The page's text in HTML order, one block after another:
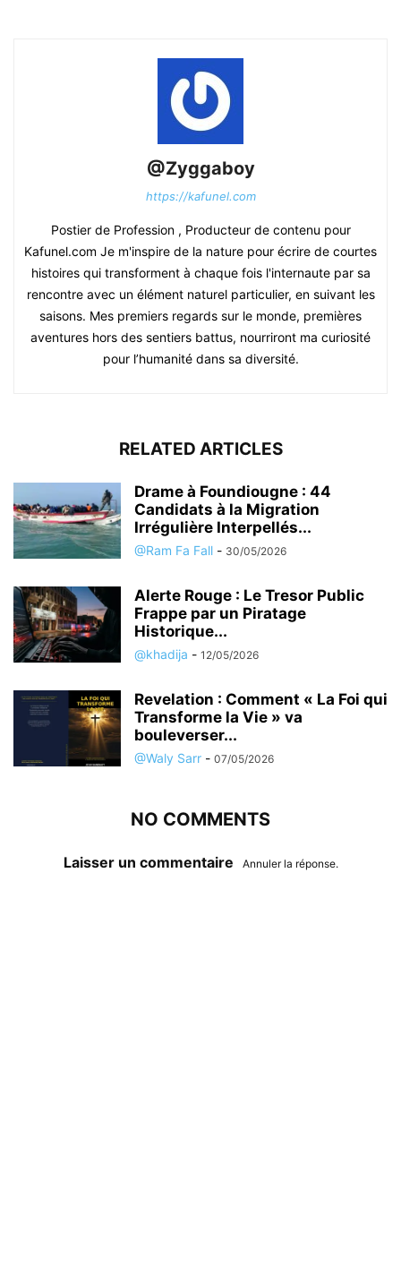
@Zyggaboy
https://kafunel.com
Postier de Profession , Producteur de contenu pour
Kafunel.com Je m'inspire de la nature pour écrire de courtes
histoires qui transforment à chaque fois l'internaute par sa
rencontre avec un élément naturel particulier, en suivant les
saisons. Mes premiers regards sur le monde, premières
aventures hors des sentiers battus, nourriront ma curiosité
pour l’humanité dans sa diversité.
RELATED ARTICLES
Drame à Foundiougne : 44
Candidats à la Migration
Irrégulière Interpellés...
@Ram Fa Fall - 30/05/2026
Alerte Rouge : Le Tresor Public
Frappe par un Piratage
Historique...
@khadija - 12/05/2026
Revelation : Comment « La Foi qui
Transforme la Vie » va
bouleverser...
@Waly Sarr - 07/05/2026
NO COMMENTS
Laisser un commentaire Annuler la réponse.